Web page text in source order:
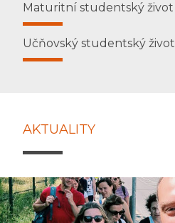
Maturitní studentský život
Učňovský studentský život
AKTUALITY